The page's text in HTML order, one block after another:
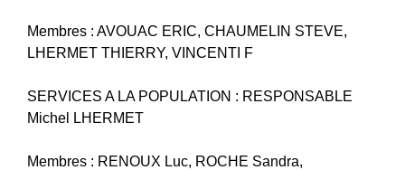
Membres : AVOUAC ERIC, CHAUMELIN STEVE,
LHERMET THIERRY, VINCENTI F
SERVICES A LA POPULATION : RESPONSABLE
Michel LHERMET
Membres : RENOUX Luc, ROCHE Sandra,